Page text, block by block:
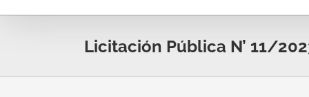
Licitación Pública N’ 11/